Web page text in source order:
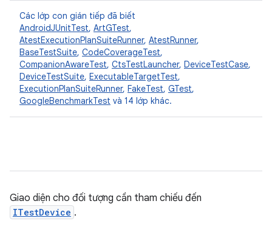
Các lớp con gián tiếp đã biết
AndroidJUnitTest, ArtGTest,
AtestExecutionPlanSuiteRunner, AtestRunner,
BaseTestSuite, CodeCoverageTest,
CompanionAwareTest, CtsTestLauncher, DeviceTestCase,
DeviceTestSuite, ExecutableTargetTest,
ExecutionPlanSuiteRunner, FakeTest, GTest,
GoogleBenchmarkTest và 14 lớp khác.
Giao diện cho đối tượng cần tham chiếu đến
ITestDevice .